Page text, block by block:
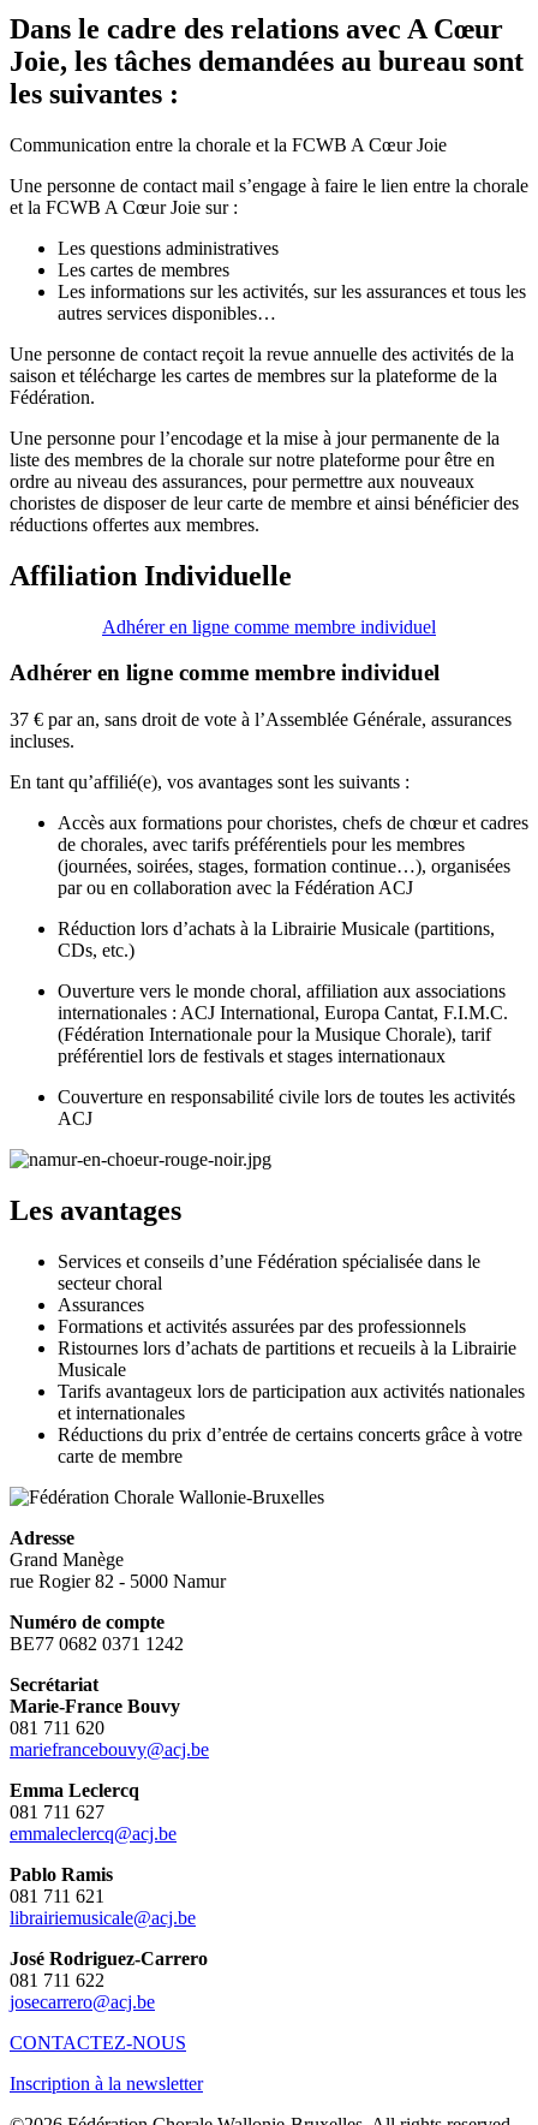
Dans le cadre des relations avec A Cœur
Joie, les tâches demandées au bureau sont
les suivantes :
Communication entre la chorale et la FCWB A Cœur Joie
Une personne de contact mail s’engage à faire le lien entre la chorale
et la FCWB A Cœur Joie sur :
Les questions administratives
Les cartes de membres
Les informations sur les activités, sur les assurances et tous les
autres services disponibles…
Une personne de contact reçoit la revue annuelle des activités de la
saison et télécharge les cartes de membres sur la plateforme de la
Fédération.
Une personne pour l’encodage et la mise à jour permanente de la
liste des membres de la chorale sur notre plateforme pour être en
ordre au niveau des assurances, pour permettre aux nouveaux
choristes de disposer de leur carte de membre et ainsi bénéficier des
réductions offertes aux membres.
Affiliation Individuelle
Adhérer en ligne comme membre individuel
Adhérer en ligne comme membre individuel
37 € par an, sans droit de vote à l’Assemblée Générale, assurances
incluses.
En tant qu’affilié(e), vos avantages sont les suivants :
Accès aux formations pour choristes, chefs de chœur et cadres
de chorales, avec tarifs préférentiels pour les membres
(journées, soirées, stages, formation continue…), organisées
par ou en collaboration avec la Fédération ACJ
Réduction lors d’achats à la Librairie Musicale (partitions,
CDs, etc.)
Ouverture vers le monde choral, affiliation aux associations
internationales : ACJ International, Europa Cantat, F.I.M.C.
(Fédération Internationale pour la Musique Chorale), tarif
préférentiel lors de festivals et stages internationaux
Couverture en responsabilité civile lors de toutes les activités
ACJ
Les avantages
Services et conseils d’une Fédération spécialisée dans le
secteur choral
Assurances
Formations et activités assurées par des professionnels
Ristournes lors d’achats de partitions et recueils à la Librairie
Musicale
Tarifs avantageux lors de participation aux activités nationales
et internationales
Réductions du prix d’entrée de certains concerts grâce à votre
carte de membre
Adresse
Grand Manège
rue Rogier 82 - 5000 Namur
Numéro de compte
BE77 0682 0371 1242
Secrétariat
Marie-France Bouvy
081 711 620
mariefrancebouvy@acj.be
Emma Leclercq
081 711 627
emmaleclercq@acj.be
Pablo Ramis
081 711 621
librairiemusicale@acj.be
José Rodriguez-Carrero
081 711 622
josecarrero@acj.be
CONTACTEZ-NOUS
Inscription à la newsletter